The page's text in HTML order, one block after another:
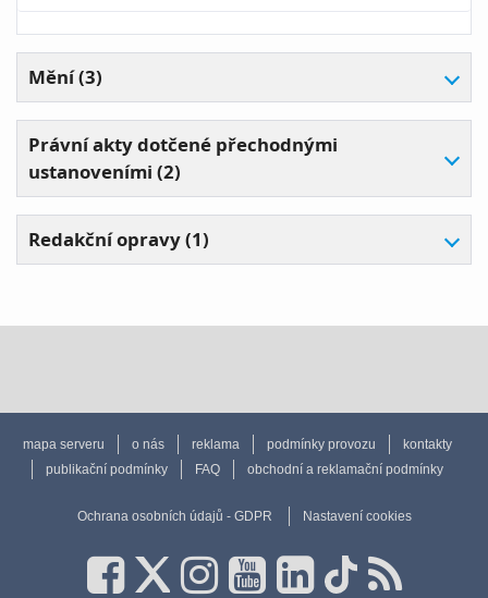
Mění (3)
Právní akty dotčené přechodnými
ustanoveními (2)
Redakční opravy (1)
mapa serveru o nás reklama podmínky provozu
kontakty
publikační podmínky
FAQ obchodní a reklamační podmínky
Ochrana osobních údajů - GDPR Nastavení cookies